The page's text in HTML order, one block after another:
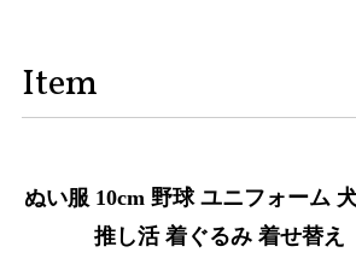
Item
ぬい服 10cm 野球 ユニフォーム
推し活 着ぐるみ 着せ替え